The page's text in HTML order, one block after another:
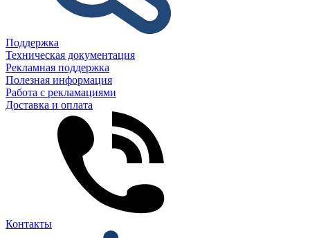
Поддержка
Техническая документация
Рекламная поддержка
Полезная информация
Работа с рекламациями
Доставка и оплата
Контакты